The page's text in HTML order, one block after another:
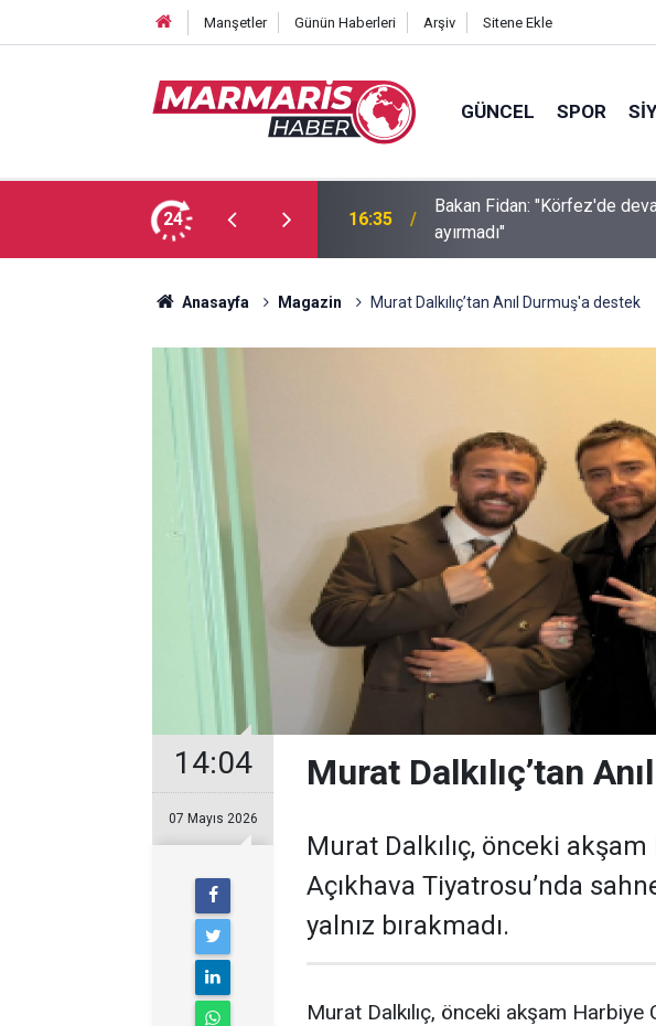
Manşetler Günün Haberleri Arşiv Sitene Ekle
GÜNCEL SPOR
24
son yolculuğuna uğurlandı 16:35
Bakan Fidan: "Körfez'de
ayırmadı"
Anasayfa Magazin Murat Dalkılıç’tan Anıl Durmuş'a destek
14:04
07 Mayıs 2026
Murat Dalkılıç’tan
Murat Dalkılıç, önceki
Açıkhava Tiyatrosu’nda
yalnız bırakmadı.
Murat Dalkılıç, önceki akşam Harbiye